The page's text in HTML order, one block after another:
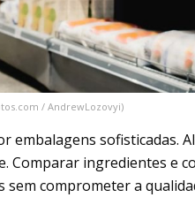
/ AndrewLozovyi)
embalagens sofisticadas.
Comparar ingredientes e
comprometer a